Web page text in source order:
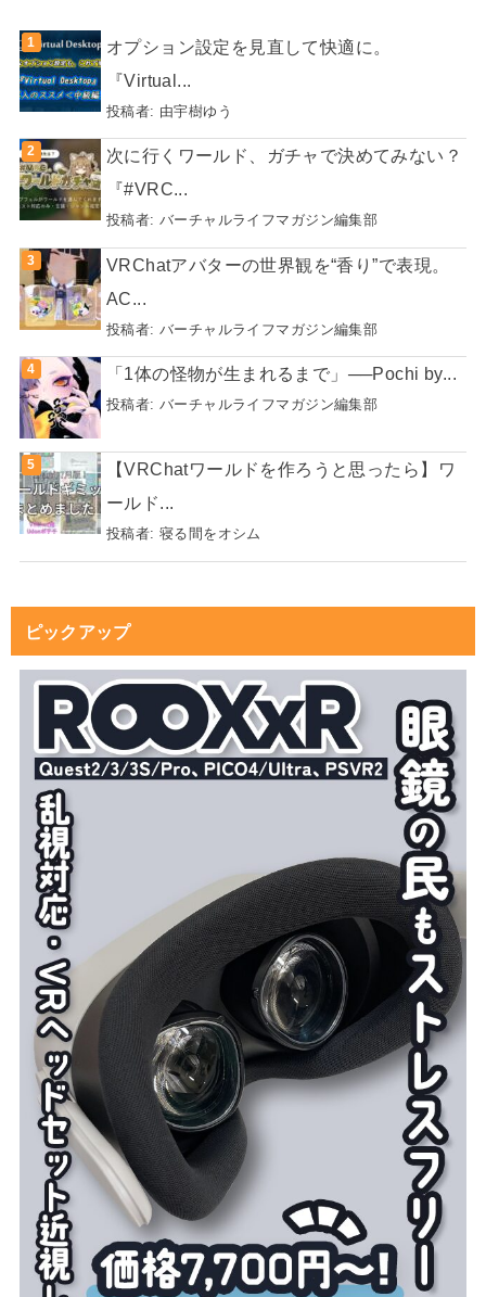
オプション設定を見直して快適に。
『Virtual...
投稿者: 由宇樹ゆう
次に行くワールド、ガチャで決めてみない？
『#VRC...
投稿者: バーチャルライフマガジン編集部
VRChatアバターの世界観を“香り”で表現。
AC...
投稿者: バーチャルライフマガジン編集部
「1体の怪物が生まれるまで」──Pochi by...
投稿者: バーチャルライフマガジン編集部
【VRChatワールドを作ろうと思ったら】ワ
ールド...
投稿者: 寝る間をオシム
ピックアップ